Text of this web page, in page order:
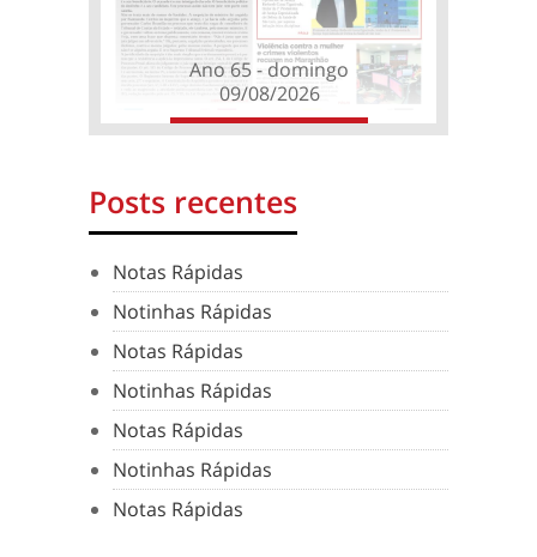
Ano 65 - domingo
09/08/2026
Posts recentes
Notas Rápidas
Notinhas Rápidas
Notas Rápidas
Notinhas Rápidas
Notas Rápidas
Notinhas Rápidas
Notas Rápidas